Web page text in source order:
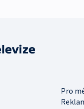
Pro